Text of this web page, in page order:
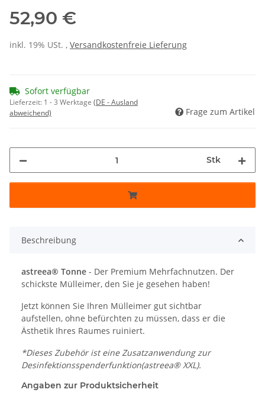
52,90 €
inkl. 19% USt. , Versandkostenfreie Lieferung
Sofort verfügbar
Lieferzeit: 1 - 3 Werktage (DE - Ausland
abweichend)
Frage zum Artikel
Stk
Beschreibung
astreea® Tonne - Der Premium Mehrfachnutzen. Der
schickste Mülleimer, den Sie je gesehen haben!
Jetzt können Sie Ihren Mülleimer gut sichtbar
aufstellen, ohne befürchten zu müssen, dass er die
Ästhetik Ihres Raumes ruiniert.
*Dieses Zubehör ist eine Zusatzanwendung zur
Desinfektionsspenderfunktion(astreea® XXL).
Angaben zur Produktsicherheit